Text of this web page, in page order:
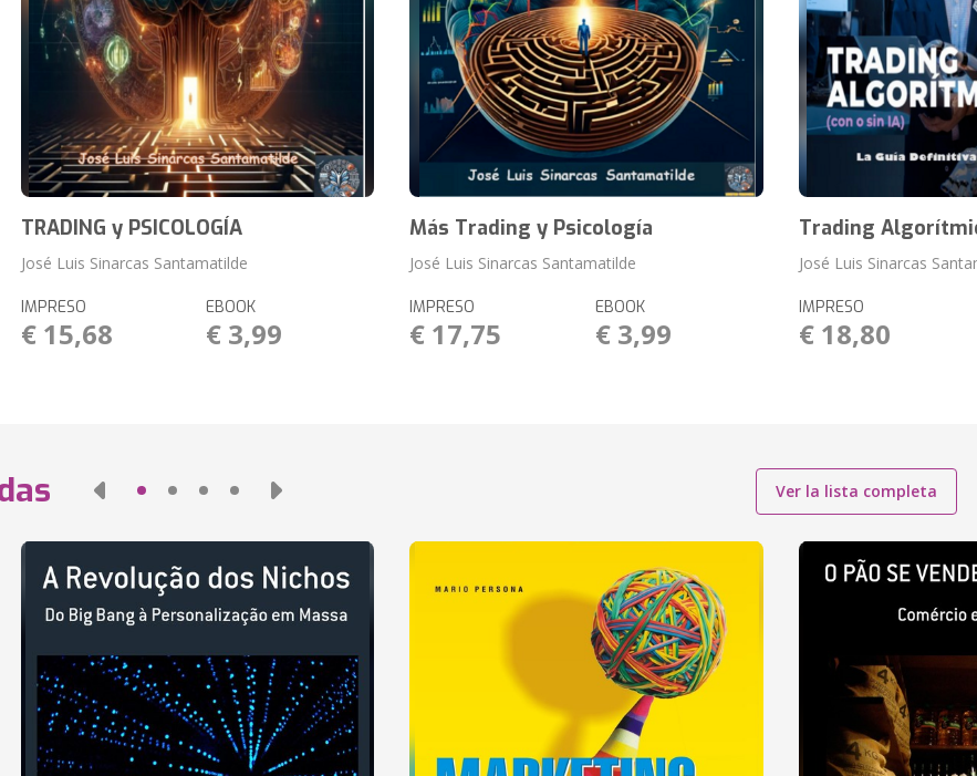
TRADING y PSICOLOGÍA
José Luis Sinarcas Santamatilde
IMPRESO
€ 15,68
EBOOK
€ 3,99
Más Trading y Psicología
José Luis Sinarcas Santamatilde
IMPRESO
€ 17,75
EBOOK
€ 3,99
Trading
José Luis Sinarcas
IMPRESO
€ 18,80
Ver la lista completa